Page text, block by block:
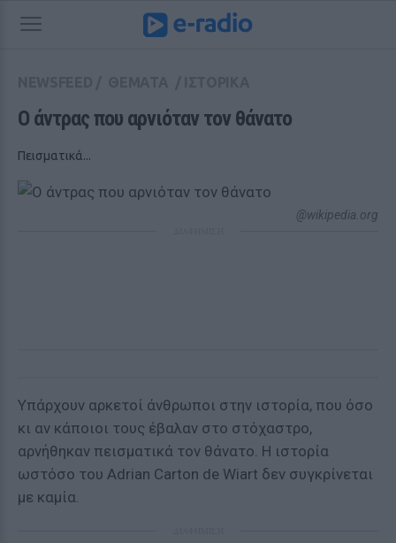
Ο άντρας που αρνιόταν τον θάνατο
Πεισματικά...
@wikipedia.org
Υπάρχουν αρκετοί άνθρωποι στην ιστορία, που όσο
κι αν κάποιοι τους έβαλαν στο στόχαστρο,
αρνήθηκαν πεισματικά τον θάνατο. Η ιστορία
ωστόσο του Adrian Carton de Wiart δεν συγκρίνεται
με καμία.